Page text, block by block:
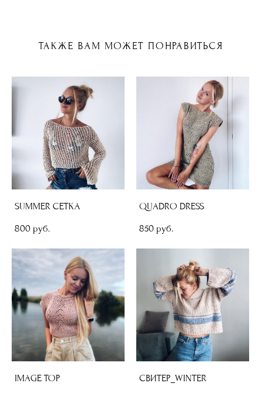
ТАКЖЕ ВАМ МОЖЕТ ПОНРАВИТЬСЯ
SUMMER СЕТКА
800 pуб.
QUADRO DRESS
850 pуб.
IMAGE TOP
СВИТЕР_WINTER